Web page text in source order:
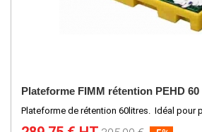
Plateforme FIMM rétention PEHD 60
Plateforme de rétention 60litres. Idéal pour